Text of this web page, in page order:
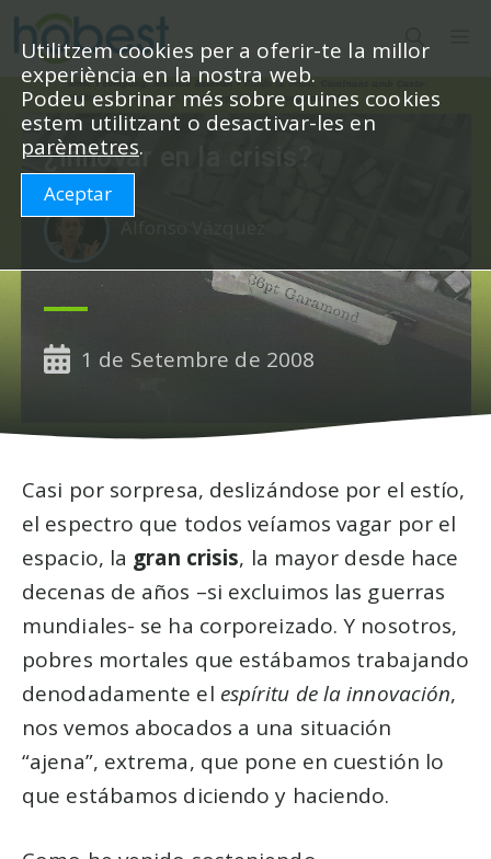
Vés
al
contingut
¿Innovar en la crisis?
1 de Setembre de 2008
Casi por sorpresa, deslizándose por el estío,
el espectro que todos veíamos vagar por el
espacio, la gran crisis, la mayor desde hace
decenas de años –si excluimos las guerras
mundiales- se ha corporeizado. Y nosotros,
pobres mortales que estábamos trabajando
denodadamente el espíritu de la innovación,
nos vemos abocados a una situación
“ajena”, extrema, que pone en cuestión lo
que estábamos diciendo y haciendo.
Utilitzem cookies per a oferir-te la millor
experiència en la nostra web.
Podeu esbrinar més sobre quines cookies
estem utilitzant o desactivar-les en
parèmetres.
Aceptar